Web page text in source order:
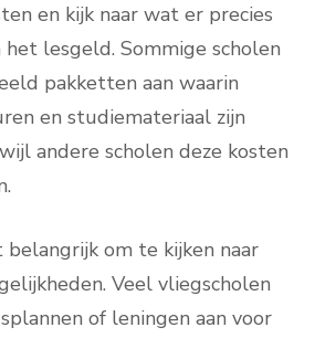
en kijk naar wat er precies
het lesgeld. Sommige scholen
pakketten aan waarin
en studiemateriaal zijn
andere scholen deze kosten
belangrijk om te kijken naar
Veel vliegscholen
of leningen aan voor